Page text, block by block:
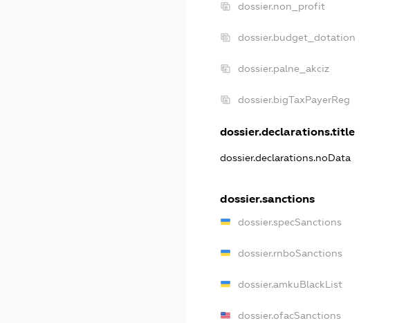
dossier.non_profit
dossier.budget_dotation
dossier.palne_akciz
dossier.bigTaxPayerReg
dossier.declarations.title
dossier.declarations.noData
dossier.sanctions
dossier.specSanctions
dossier.rnboSanctions
dossier.amkuBlackList
dossier.ofacSanctions